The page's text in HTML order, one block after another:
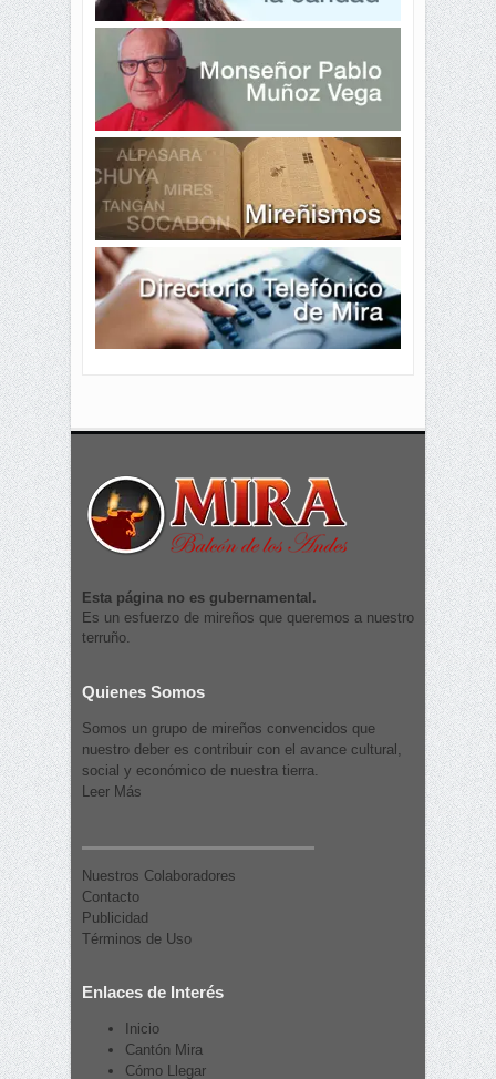
Esta página no es gubernamental.
Es un esfuerzo de mireños que queremos a nuestro
terruño.
Quienes Somos
Somos un grupo de mireños convencidos que
nuestro deber es contribuir con el avance cultural,
social y económico de nuestra tierra.
Leer Más
Nuestros Colaboradores
Contacto
Publicidad
Términos de Uso
Enlaces de Interés
Inicio
Cantón Mira
Cómo Llegar